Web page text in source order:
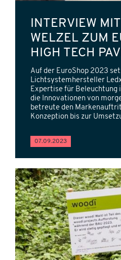
INTERVIEW
WELZEL ZUM
HIGH TECH
Auf der EuroShop 2023
Lichtsystemhersteller
Expertise für Beleuchtung
die Innovationen von
betreute den
Konzeption bis zur
07.09.2023